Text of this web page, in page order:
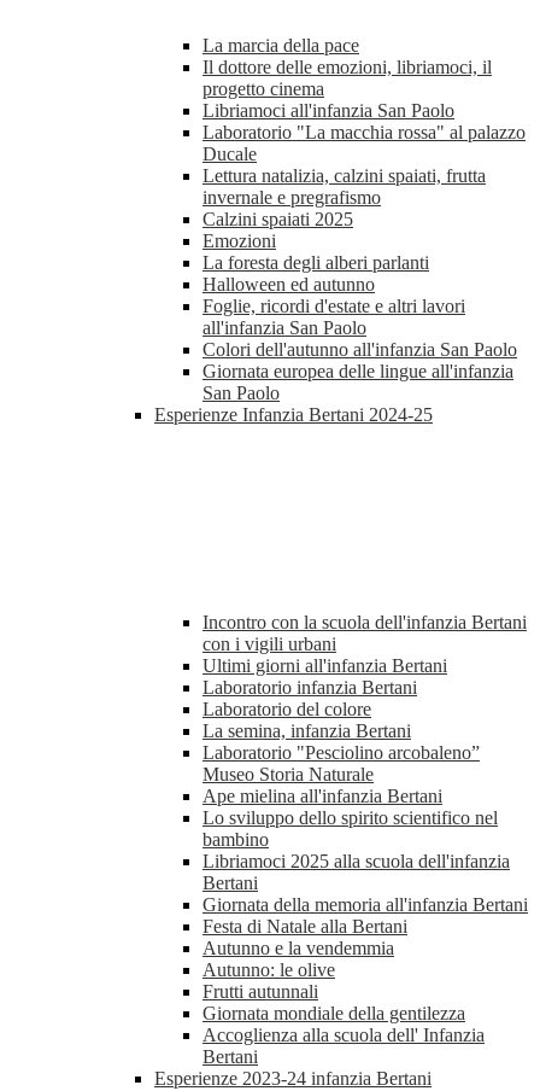
La marcia della pace
Il dottore delle emozioni, libriamoci, il
progetto cinema
Libriamoci all'infanzia San Paolo
Laboratorio "La macchia rossa" al palazzo
Ducale
Lettura natalizia, calzini spaiati, frutta
invernale e pregrafismo
Calzini spaiati 2025
Emozioni
La foresta degli alberi parlanti
Halloween ed autunno
Foglie, ricordi d'estate e altri lavori
all'infanzia San Paolo
Colori dell'autunno all'infanzia San Paolo
Giornata europea delle lingue all'infanzia
San Paolo
Esperienze Infanzia Bertani 2024-25
Incontro con la scuola dell'infanzia Bertani
con i vigili urbani
Ultimi giorni all'infanzia Bertani
Laboratorio infanzia Bertani
Laboratorio del colore
La semina, infanzia Bertani
Laboratorio "Pesciolino arcobaleno”
Museo Storia Naturale
Ape mielina all'infanzia Bertani
Lo sviluppo dello spirito scientifico nel
bambino
Libriamoci 2025 alla scuola dell'infanzia
Bertani
Giornata della memoria all'infanzia Bertani
Festa di Natale alla Bertani
Autunno e la vendemmia
Autunno: le olive
Frutti autunnali
Giornata mondiale della gentilezza
Accoglienza alla scuola dell' Infanzia
Bertani
Esperienze 2023-24 infanzia Bertani